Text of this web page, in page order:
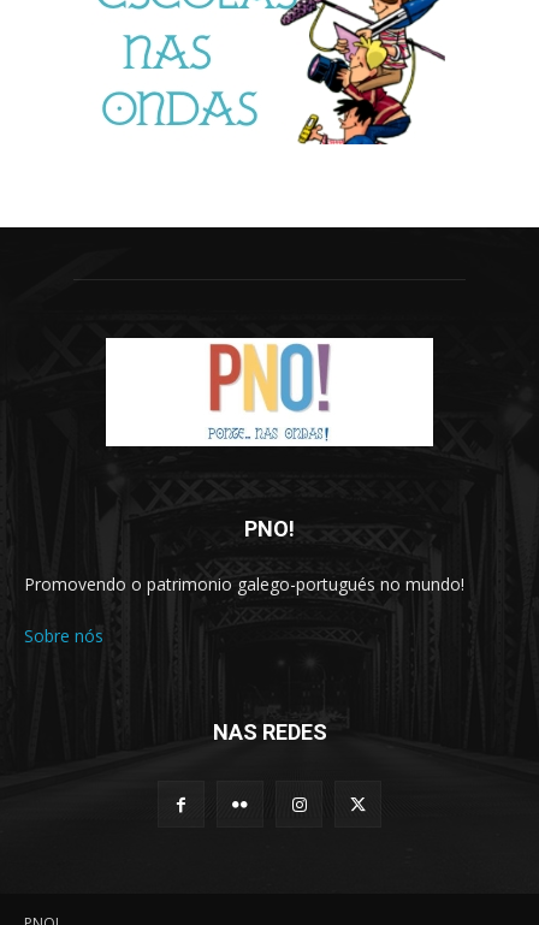
PNO!
Promovendo o patrimonio galego-portugués no mundo!
Sobre nós
NAS REDES